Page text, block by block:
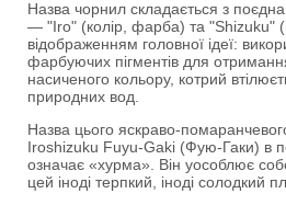
Назва чорнил складається з
— "Iro" (колір, фарба) та "Shizuku"
відображенням головної ідеї:
фарбуючих пігментів для
насиченого кольору, котрий
природних вод.
Назва цього яскраво-
Iroshizuku Fuyu-Gaki (Фую-Гаки) в
означає «хурма». Він уособлює
цей іноді терпкий, іноді солодкий